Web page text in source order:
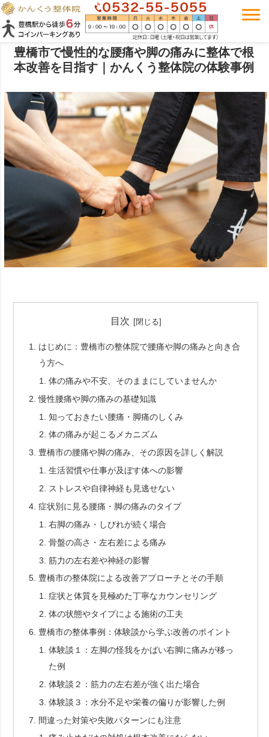
豊橋市で慢性的な腰痛や脚の痛みに整体で根
本改善を目指す｜かんくう整体院の体験事例
目次
はじめに：豊橋市の整体院で腰痛や脚の痛みと向き合
う方へ
体の痛みや不安、そのままにしていませんか
慢性腰痛や脚の痛みの基礎知識
知っておきたい腰痛・脚痛のしくみ
体の痛みが起こるメカニズム
豊橋市の腰痛や脚の痛み、その原因を詳しく解説
生活習慣や仕事が及ぼす体への影響
ストレスや自律神経も見逃せない
症状別に見る腰痛・脚の痛みのタイプ
右脚の痛み・しびれが続く場合
骨盤の高さ・左右差による痛み
筋力の左右差や神経の影響
豊橋市の整体院による改善アプローチとその手順
症状と体質を見極めた丁寧なカウンセリング
体の状態やタイプによる施術の工夫
豊橋市の整体事例：体験談から学ぶ改善のポイント
体験談１：左脚の怪我をかばい右脚に痛みが移っ
た例
体験談２：筋力の左右差が強く出た場合
体験談３：水分不足や栄養の偏りが影響した例
間違った対策や失敗パターンにも注意